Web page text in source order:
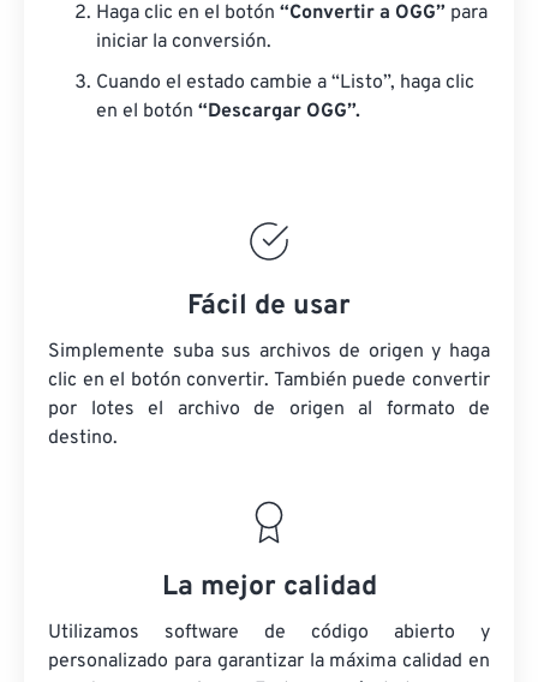
Haga clic en el botón “Convertir a OGG” para
iniciar la conversión.
Cuando el estado cambie a “Listo”, haga clic
en el botón “Descargar OGG”.
Fácil de usar
Simplemente suba sus archivos de origen y haga
clic en el botón convertir. También puede convertir
por lotes el archivo de origen al formato de
destino.
La mejor calidad
Utilizamos software de código abierto y
personalizado para garantizar la máxima calidad en